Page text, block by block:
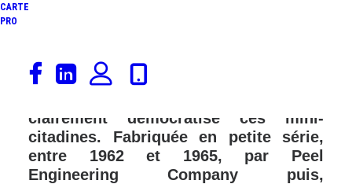
CARTE
PRO
Depuis quelques années, les voitures
sans permis envahissent nos villes, la
clairement démocratisé ces mini-
citadines. Fabriquée en petite série,
entre 1962 et 1965, par Peel
Engineering Company puis,